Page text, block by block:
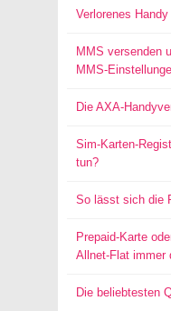
Verlorenes
MMS versenden
MMS-
Die AXA-
Sim-Karten-
tun?
So lässt sich die
Prepaid-Karte
Allnet-Flat immer
Die beliebtesten